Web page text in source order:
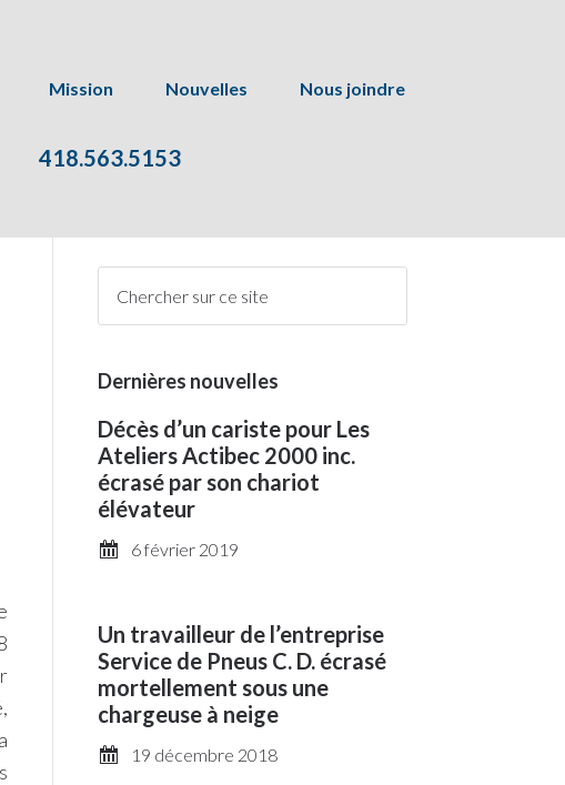
Mission Nouvelles Nous joindre
418.563.5153
Dernières nouvelles
Décès d’un cariste pour Les
Ateliers Actibec 2000 inc.
écrasé par son chariot
élévateur
6 février 2019
Un travailleur de l’entreprise
Service de Pneus C. D. écrasé
mortellement sous une
chargeuse à neige
19 décembre 2018